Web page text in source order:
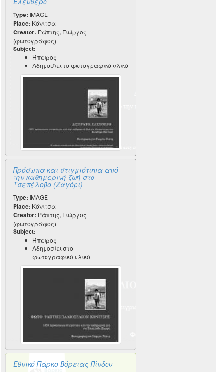
Type: IMAGE
Place: Κόνιτσα
Creator: Ράπτης, Γιώργος
(φωτογράφος)
Subject:
Ήπειρος
Αδημοσίευτο φωτογραφικό υλικό
Πρόσωπα και στιγμιότυπα από
την καθημερινή ζωή στο
Τσεπέλοβο (Ζαγόρι)
Type: IMAGE
Place: Κόνιτσα
Creator: Ράπτης, Γιώργος
(φωτογράφος)
Subject:
Ήπειρος
Αδημοσίευστο
φωτογραφικό υλικό
Εθνικό Πάρκο Βόρειας Πίνδου